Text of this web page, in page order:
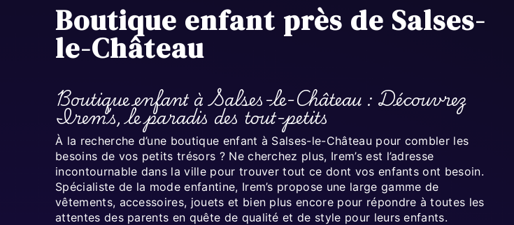
Boutique enfant près de Salses-
le-Château
Boutique enfant à Salses-le-Château : Découvrez
Irem’s, le paradis des tout-petits
À la recherche d’une boutique enfant à Salses-le-Château pour combler les
besoins de vos petits trésors ? Ne cherchez plus, Irem’s est l’adresse
incontournable dans la ville pour trouver tout ce dont vos enfants ont besoin.
Spécialiste de la mode enfantine, Irem’s propose une large gamme de
vêtements, accessoires, jouets et bien plus encore pour répondre à toutes les
attentes des parents en quête de qualité et de style pour leurs enfants.